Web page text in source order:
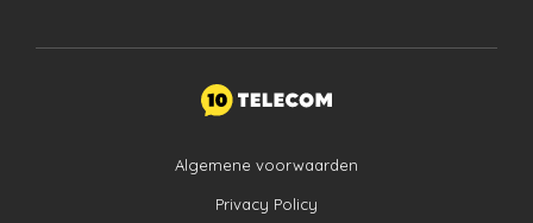
Algemene voorwaarden
Privacy Policy